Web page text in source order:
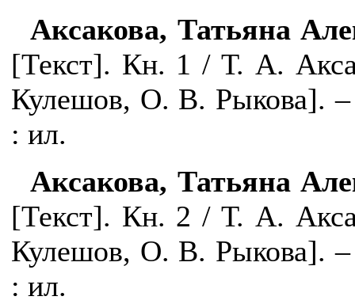
Аксакова, Татьяна
[Текст]. Кн. 1 / Т. А.
Кулешов, О. В. Рыкова].
: ил.
Аксакова, Татьяна
[Текст]. Кн. 2 / Т. А.
Кулешов, О. В. Рыкова].
: ил.